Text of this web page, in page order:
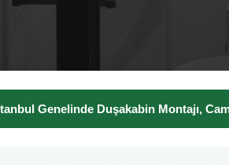
Genelinde Duşakabin Montajı,